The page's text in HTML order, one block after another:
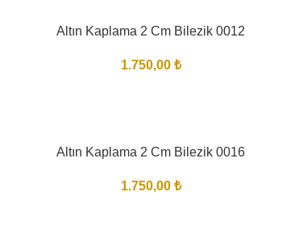
Altın Kaplama 2 Cm Bilezik 0012
1.750,00 ₺
Altın Kaplama 2 Cm Bilezik 0016
1.750,00 ₺